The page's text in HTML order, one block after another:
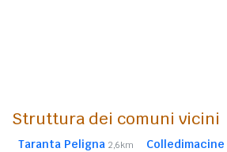
Struttura dei comuni vicini
Taranta Peligna 2,6km Colledimacine